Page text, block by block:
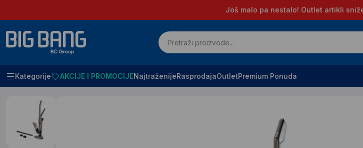
Još malo pa nestalo! Outlet artikli
Kategorije AKCIJE I PROMOCIJENajtraženijeRasprodajaOutletPremium Ponuda
Početna Mali kucni aparati Usisivaci